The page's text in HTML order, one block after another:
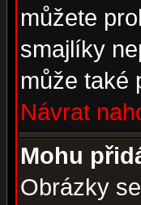
můžete
smajlíky
může také
Návrat
Mohu
Obrázky